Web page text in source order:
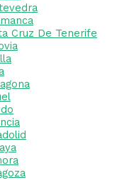
Cruz De Tenerife